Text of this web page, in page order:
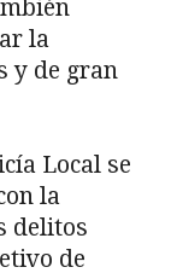
la
y de gran
Local se
la
delitos
de